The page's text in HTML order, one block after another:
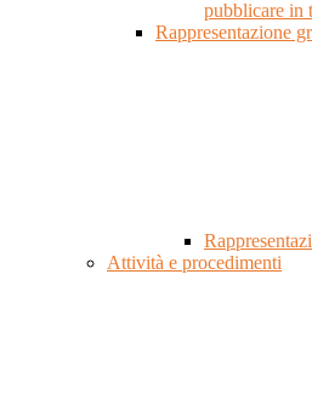
pubblicare in
Rappresentazione
Attività e procedimenti